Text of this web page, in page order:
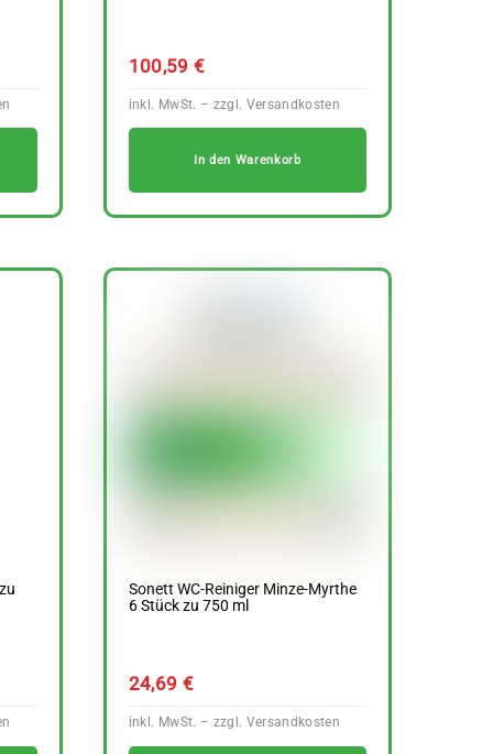
100,59€
In den Warenkorb
Sonett WC-Reiniger Minze-Myrthe
6 Stück zu 750 ml
24,69 €